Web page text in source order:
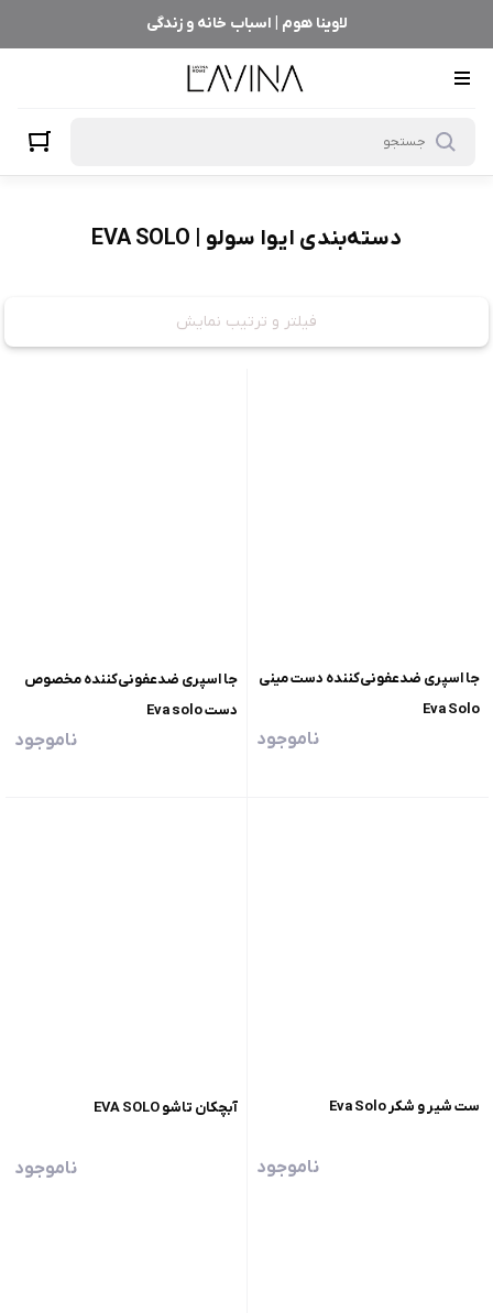
لاوینا هوم | اسباب خانه و زندگی
دسته‌بندی ایوا سولو | EVA SOLO
فیلتر و ترتیب نمایش
جا اسپری ضدعفونی‌کننده دست مینی
Eva Solo
ناموجود
جا اسپری ضدعفونی‌کننده مخصوص
دست Eva solo
ناموجود
ست شیر و شکر Eva Solo
ناموجود
آبچکان تاشو EVA SOLO
ناموجود